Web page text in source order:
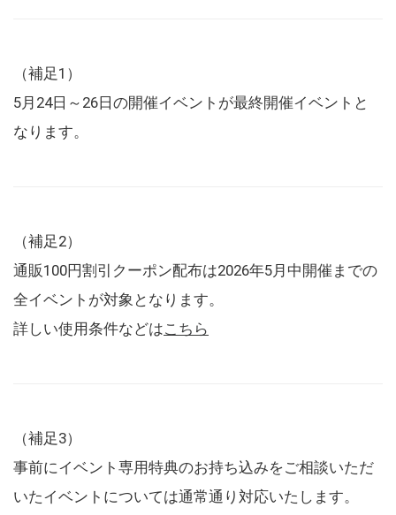
（補足1）
5月24日～26日の開催イベントが最終開催イベントと
なります。
（補足2）
通販100円割引クーポン配布は2026年5月中開催までの
全イベントが対象となります。
詳しい使用条件などはこちら
（補足3）
事前にイベント専用特典のお持ち込みをご相談いただ
いたイベントについては通常通り対応いたします。